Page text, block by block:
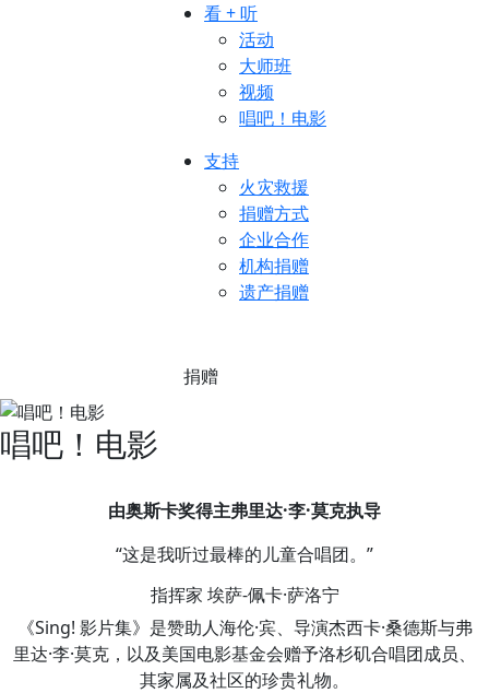
看 + 听
活动
大师班
视频
唱吧！电影
支持
火灾救援
捐赠方式
企业合作
机构捐赠
遗产捐赠
捐赠
唱吧！电影
由奥斯卡奖得主弗里达·李·莫克执导
“这是我听过最棒的儿童合唱团。”
指挥家 埃萨-佩卡·萨洛宁
《Sing! 影片集》是赞助人海伦·宾、导演杰西卡·桑德斯与弗
里达·李·莫克，以及美国电影基金会赠予洛杉矶合唱团成员、
其家属及社区的珍贵礼物。